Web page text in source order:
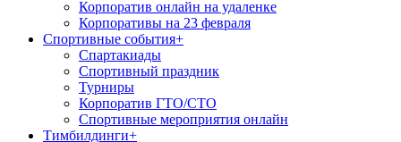
Корпоратив онлайн на удаленке
Корпоративы на 23 февраля
Спортивные события+
Спартакиады
Спортивный праздник
Турниры
Корпоратив ГТО/СТО
Спортивные мероприятия онлайн
Тимбилдинги+